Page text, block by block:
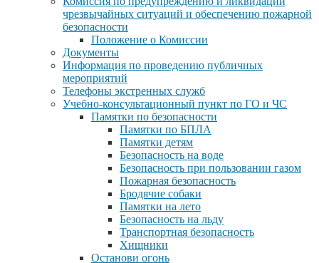
чрезвычайных ситуаций и обеспечению пожарной
безопасности
Положение о Комиссии
Документы
Информация по проведению публичных
мероприятий
Телефоны экстренных служб
Учебно-консультационный пункт по ГО и ЧС
Памятки по безопасности
Памятки по БПЛА
Памятки детям
Безопасность на воде
Безопасность при пользовании газом
Пожарная безопасность
Бродячие собаки
Памятки на лето
Безопасность на льду
Транспортная безопасность
Хищники
Останови огонь